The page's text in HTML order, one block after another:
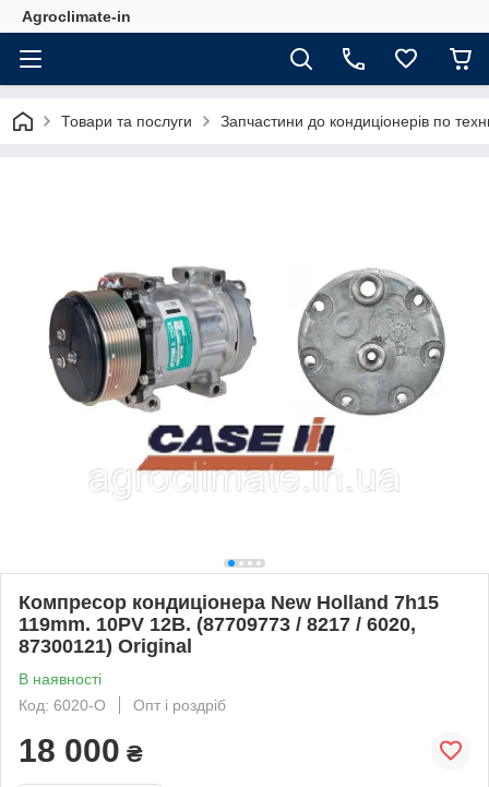
Agroclimate-in
Товари та послуги Запчастини до кондиціонерів по
Компресор кондиціонера New Holland 7h15
119mm. 10PV 12В. (87709773 / 8217 / 6020,
87300121) Original
В наявності
Код: 6020-O
Опт і роздріб
18 000 ₴